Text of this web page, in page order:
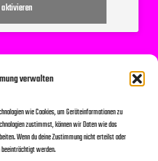
verwalten
wie Cookies, um Geräteinformationen zu
zustimmst, können wir Daten wie das
Wenn du deine Zustimmung nicht erteilst oder
werden.